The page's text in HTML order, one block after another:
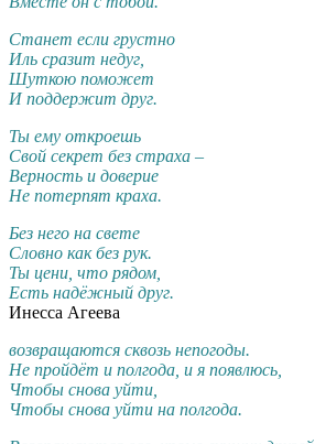
Станет если грустно
Иль сразит недуг,
Шуткою поможет
И поддержит друг.
Ты ему откроешь
Свой секрет без страха –
Верность и доверие
Не потерпят краха.
Без него на свете
Словно как без рук.
Ты цени, что рядом,
Есть надёжный друг.
Инесса Агеева
возвращаются сквозь непогоды.
Не пройдёт и полгода, и я появлюсь,
Чтобы снова уйти,
Чтобы снова уйти на полгода.